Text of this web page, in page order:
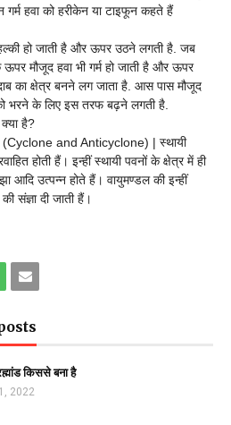
गर्म हवा को हरीकेन या टाइफून कहते हैं
हो जाती है और ऊपर उठने लगती है. जब
ऊपर मौजूद हवा भी गर्म हो जाती है और ऊपर
का क्षेत्र बनने लग जाता है. आस पास मौजूद
भरने के लिए इस तरफ बढ़ने लगती है.
है?
(Cyclone and Anticyclone) | स्थायी
होती हैं। इन्हीं स्थायी पवनों के क्षेत्र में ही
आदि उत्पन्न होते हैं। वायुमण्डल की इन्हीं
संज्ञा दी जाती हैं।
किससे बना है
2022